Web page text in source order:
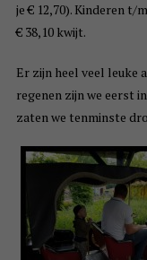
je € 12,70). Kinderen t/
€ 38,10 kwijt.
Er zijn heel veel leuke
regenen zijn we eerst
zaten we tenminste